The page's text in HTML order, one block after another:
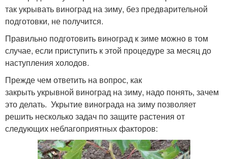
так укрывать виноград на зиму, без предварительной
подготовки, не получится.
Правильно подготовить виноград к зиме можно в том
случае, если приступить к этой процедуре за месяц до
наступления холодов.
Прежде чем ответить на вопрос, как
закрыть укрывной виноград на зиму, надо понять, зачем
это делать. Укрытие винограда на зиму позволяет
решить несколько задач по защите растения от
следующих неблагоприятных факторов: